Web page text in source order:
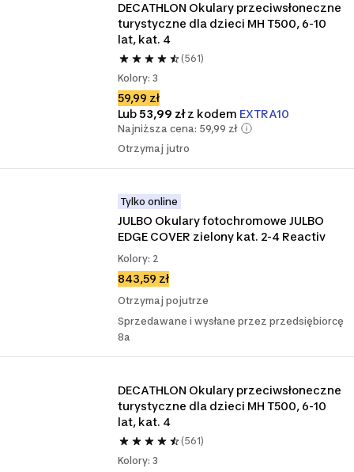
DECATHLON Okulary przeciwsłoneczne
turystyczne dla dzieci MH T500, 6-10
lat, kat. 4
(561)
Kolory: 3
59,99 zł
Lub53,99 złz kodem EXTRA10
Najniższa cena: 59,99 zł
Otrzymaj jutro
Tylko online
JULBO Okulary fotochromowe JULBO
EDGE COVER zielony kat. 2-4 Reactiv
Kolory: 2
843,59 zł
Otrzymaj pojutrze
Sprzedawane i wysłane przez przedsiębiorcę
8a
DECATHLON Okulary przeciwsłoneczne
turystyczne dla dzieci MH T500, 6-10
lat, kat. 4
(561)
Kolory: 3